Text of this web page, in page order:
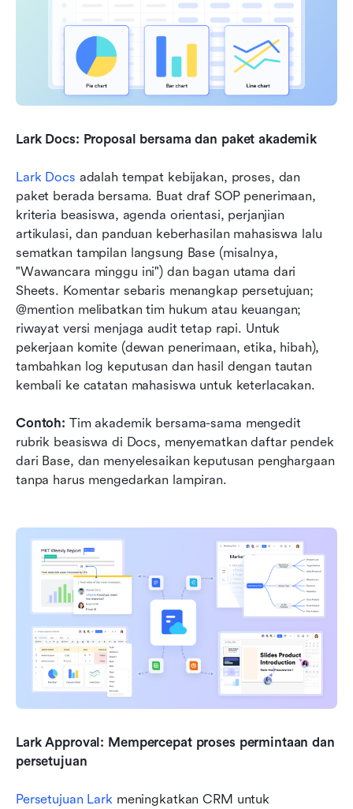
Lark Docs: Proposal bersama dan paket akademik
Lark Docs adalah tempat kebijakan, proses, dan
paket berada bersama. Buat draf SOP penerimaan,
kriteria beasiswa, agenda orientasi, perjanjian
artikulasi, dan panduan keberhasilan mahasiswa lalu
sematkan tampilan langsung Base (misalnya,
"Wawancara minggu ini") dan bagan utama dari
Sheets. Komentar sebaris menangkap persetujuan;
@mention melibatkan tim hukum atau keuangan;
riwayat versi menjaga audit tetap rapi. Untuk
pekerjaan komite (dewan penerimaan, etika, hibah),
tambahkan log keputusan dan hasil dengan tautan
kembali ke catatan mahasiswa untuk keterlacakan.
Contoh: Tim akademik bersama-sama mengedit
rubrik beasiswa di Docs, menyematkan daftar pendek
dari Base, dan menyelesaikan keputusan penghargaan
tanpa harus mengedarkan lampiran.
Lark Approval: Mempercepat proses permintaan dan
persetujuan
Persetujuan Lark meningkatkan CRM untuk